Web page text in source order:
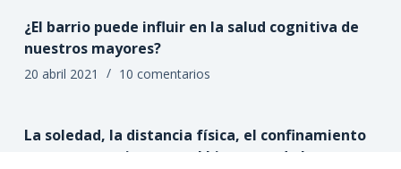
¿El barrio puede influir en la salud cognitiva de
nuestros mayores?
20 abril 2021 10 comentarios
La soledad, la distancia física, el confinamiento
y sus repercusiones en el bienestar de las